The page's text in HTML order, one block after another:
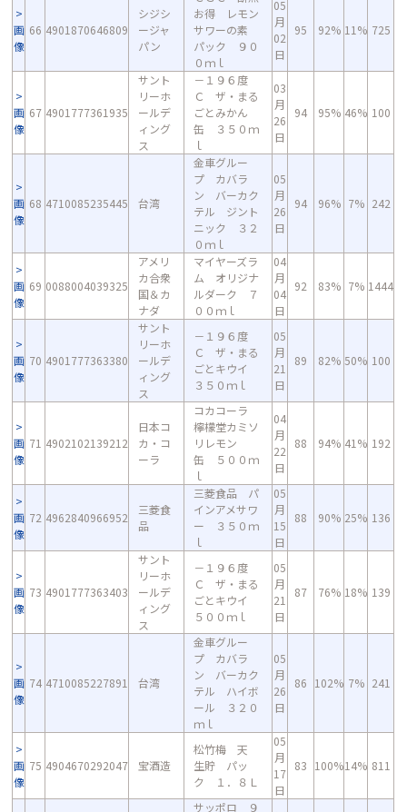
画
像
66 4901870646809
シジシ
ージャ
パン
お得 レモン
サワーの素
パック ９０
０ｍｌ
05
月
02
日
95 92% 11% 725
画
像
67 4901777361935
サント
リーホ
ールデ
ィング
ス
－１９６度
Ｃ ザ・まる
ごとみかん
缶 ３５０ｍ
ｌ
03
月
26
日
94 95% 46% 100
画
像
68 4710085235445 台湾
金車グルー
プ カバラ
ン バーカク
テル ジント
ニック ３２
０ｍｌ
05
月
26
日
94 96% 7% 242
画
像
69 0088004039325
アメリ
カ合衆
国＆カ
ナダ
マイヤーズラ
ム オリジナ
ルダーク ７
００ｍｌ
04
月
04
日
92 83% 7% 1444
画
像
70 4901777363380
サント
リーホ
ールデ
ィング
ス
－１９６度
Ｃ ザ・まる
ごとキウイ
３５０ｍｌ
05
月
21
日
89 82% 50% 100
画
像
71 4902102139212
日本コ
カ・コ
ーラ
コカコーラ
檸檬堂カミソ
リレモン
缶 ５００ｍ
ｌ
04
月
22
日
88 94% 41% 192
画
像
72 4962840966952
三菱食
品
三菱食品 パ
インアメサワ
ー ３５０ｍ
ｌ
05
月
15
日
88 90% 25% 136
画
像
73 4901777363403
サント
リーホ
ールデ
ィング
ス
－１９６度
Ｃ ザ・まる
ごとキウイ
５００ｍｌ
05
月
21
日
87 76% 18% 139
画
像
74 4710085227891 台湾
金車グルー
プ カバラ
ン バーカク
テル ハイボ
ール ３２０
ｍｌ
05
月
26
日
86 102% 7% 241
画
像
75 4904670292047 宝酒造
松竹梅 天
生貯 パッ
ク １．８Ｌ
05
月
17
日
83 100%14% 811
サッポロ ９